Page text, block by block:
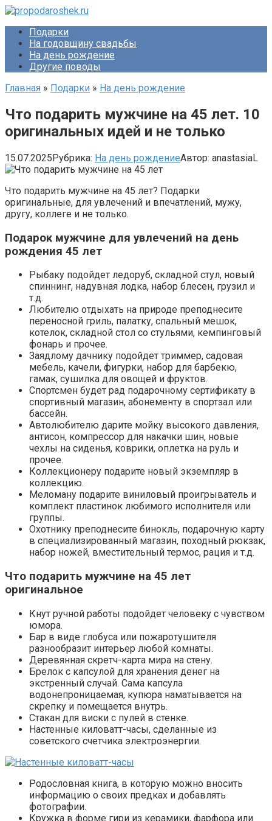
Перейти
контентуПодарки
На годовщину свадьбы
На день рождение
Другие поводы
Главная » Подарки » На день рождение
Что подарить мужчине на 45 лет. 10
оригинальных идей и не только
15.07.2025Рубрика: На день рождениеАвтор: anastasiaL
Что подарить мужчине на 45 лет? Подарки
оригинальные, для увлечений и впечатлений, мужу,
другу, коллеге и не только.
Подарок мужчине для увлечений на день
рождения 45 лет
Рыбаку подойдет ледоруб, складной стул, новый
спиннинг, надувная лодка, набор блесен, грузил и
т.д.
Любителю отдыхать на природе преподнесите
переносной гриль, палатку, спальный мешок,
котелок, складной стол со стульями, кемпинговый
фонарь и прочее.
Заядлому дачнику подойдет триммер, садовая
мебель, качели, фигурки, набор для барбекю,
гамак, сушилка для овощей и фруктов.
Спортсмен будет рад подарочному сертификату в
спортивный магазин, абонементу в спортзал или
бассейн.
Автолюбителю дарите мойку высокого давления,
антисон, компрессор для накачки шин, новые
чехлы на сиденья, коврики, оплетка на руль и
прочее.
Коллекционеру подарите новый экземпляр в
коллекцию.
Меломану подарите виниловый проигрыватель и
комплект пластинок любимого исполнителя или
группы.
Охотнику преподнесите бинокль, подарочную карту
в специализированный магазин, походный рюкзак,
набор ножей, вместительный термос, рация и т.д.
Что подарить мужчине на 45 лет
оригинальное
Кнут ручной работы подойдет человеку с чувством
юмора.
Бар в виде глобуса или пожаротушителя
разнообразит интерьер любой комнаты.
Деревянная скретч-карта мира на стену.
Брелок с капсулой для хранения денег на
экстренный случай. Сама капсула
водонепроницаемая, купюра наматывается на
скрепку и помещается внутрь.
Стакан для виски с пулей в стенке.
Настенные киловатт-часы, сделанные из
советского счетчика электроэнергии.
Родословная книга, в которую можно вносить
информацию о своих предках и добавлять
фотографии.
Кружка в форме гири из керамики, фарфора или